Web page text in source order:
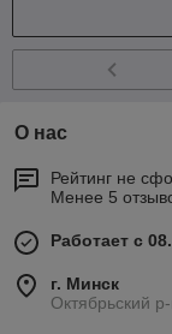
О нас
Рейтинг не
Менее 5
Работает с
г. Минск
Октябрьский